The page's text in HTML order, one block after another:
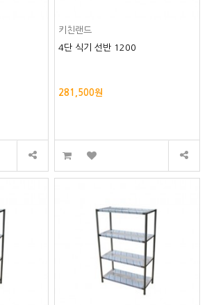
키친랜드
4단 식기 선반 1200
281,500원